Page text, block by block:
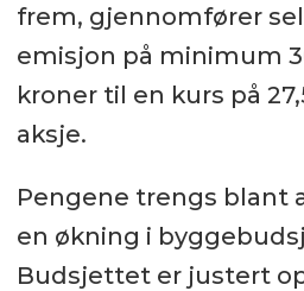
frem, gjennomfører
emisjon på minimum
kroner til en kurs på
aksje.
Pengene trengs blant
en økning i
Budsjettet er justert